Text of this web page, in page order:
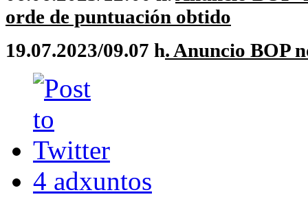
orde de puntuación obtido
19.07.2023/09.07 h. Anuncio BOP
4 adxuntos